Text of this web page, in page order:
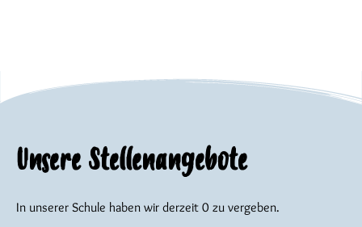
Unsere Stellenangebote
In unserer Schule haben wir derzeit 0 zu vergeben.